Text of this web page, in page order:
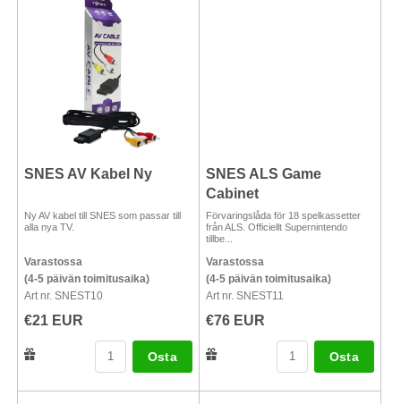
SNES AV Kabel Ny
Ny AV kabel till SNES som passar till
alla nya TV.
Varastossa
(4-5 päivän toimitusaika)
Art nr. SNEST10
€21 EUR
Osta
SNES ALS Game
Cabinet
Förvaringslåda för 18 spelkassetter
från ALS. Officiellt Supernintendo
tillbe...
Varastossa
(4-5 päivän toimitusaika)
Art nr. SNEST11
€76 EUR
Osta